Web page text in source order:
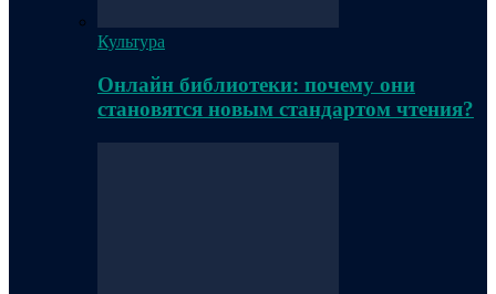
Культура
Онлайн библиотеки: почему они
становятся новым стандартом чтения?